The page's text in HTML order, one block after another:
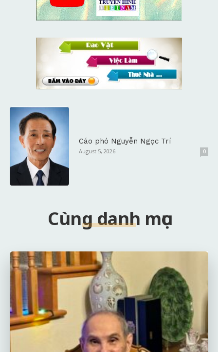
Cáo phó Nguyễn Ngọc Trí
August 5, 2026 0
Cùng danh mục